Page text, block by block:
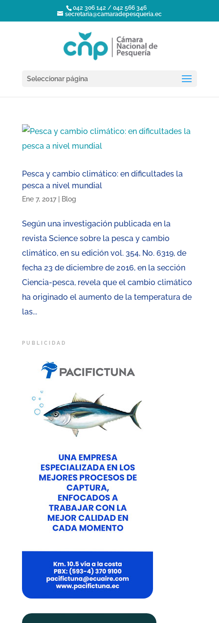
042 306 142 / 042 566 346
secretaria@camaradepesqueria.ec
Seleccionar página
Pesca y cambio climático: en dificultades la
pesca a nivel mundial
Ene 7, 2017| Blog
Según una investigación publicada en la
revista Science sobre la pesca y cambio
climático, en su edición vol. 354, No. 6319, de
fecha 23 de diciembre de 2016, en la sección
Ciencia-pesca, revela que el cambio climático
ha originado el aumento de la temperatura de
las...